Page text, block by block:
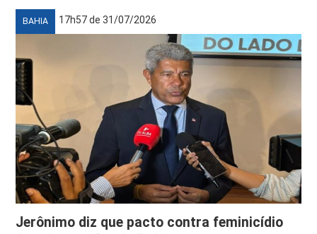
BAHIA 17h57 de 31/07/2026
Jerônimo diz que pacto contra feminicídio